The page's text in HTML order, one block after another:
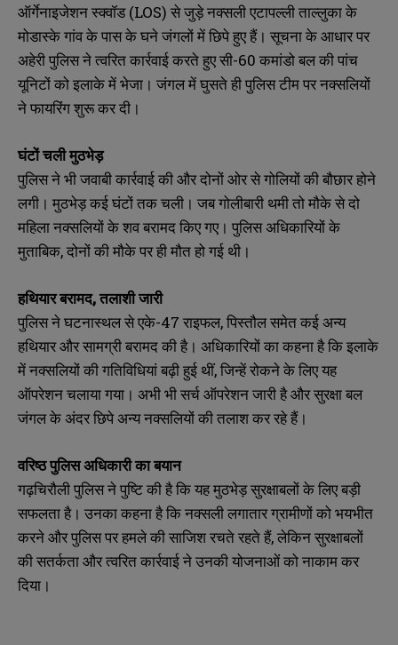
ऑर्गेनाइजेशन स्क्वॉड (LOS) से जुड़े नक्सली एटापल्ली ताल्लुका के
मोडास्के गांव के पास के घने जंगलों में छिपे हुए हैं। सूचना के आधार पर
अहेरी पुलिस ने त्वरित कार्रवाई करते हुए सी-60 कमांडो बल की पांच
यूनिटों को इलाके में भेजा। जंगल में घुसते ही पुलिस टीम पर नक्सलियों
ने फायरिंग शुरू कर दी।
घंटोंचलीमुठभेड़
पुलिस ने भी जवाबी कार्रवाई की और दोनों ओर से गोलियों की बौछार होने
लगी। मुठभेड़ कई घंटों तक चली। जब गोलीबारी थमी तो मौके से दो
महिला नक्सलियों के शव बरामद किए गए। पुलिस अधिकारियों के
मुताबिक, दोनों की मौके पर ही मौत हो गई थी।
हथियारबरामद,तलाशीजारी
पुलिस ने घटनास्थल से एके-47 राइफल, पिस्तौल समेत कई अन्य
हथियार और सामग्री बरामद की है। अधिकारियों का कहना है कि इलाके
में नक्सलियों की गतिविधियां बढ़ी हुई थीं, जिन्हें रोकने के लिए यह
ऑपरेशन चलाया गया। अभी भी सर्च ऑपरेशन जारी है और सुरक्षा बल
जंगल के अंदर छिपे अन्य नक्सलियों की तलाश कर रहे हैं।
वरिष्ठपुलिसअधिकारीकाबयान
गढ़चिरौली पुलिस ने पुष्टि की है कि यह मुठभेड़ सुरक्षाबलों के लिए बड़ी
सफलता है। उनका कहना है कि नक्सली लगातार ग्रामीणों को भयभीत
करने और पुलिस पर हमले की साजिश रचते रहते हैं, लेकिन सुरक्षाबलों
की सतर्कता और त्वरित कार्रवाई ने उनकी योजनाओं को नाकाम कर
दिया।